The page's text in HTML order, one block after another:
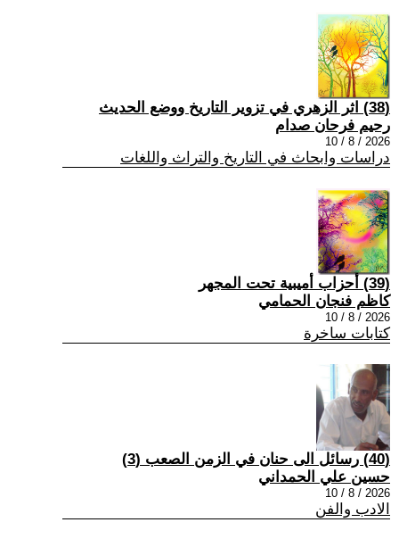
(38) اثر الزهري في تزوير التاريخ ووضع الحديث
رحيم فرحان صدام
2026 / 8 / 10
دراسات وابحاث في التاريخ والتراث واللغات
(39) أحزاب أميبية تحت المجهر
كاظم فنجان الحمامي
2026 / 8 / 10
كتابات ساخرة
(40) رسائل الى حنان في الزمن الصعب (3)
حسين علي الحمداني
2026 / 8 / 10
الادب والفن